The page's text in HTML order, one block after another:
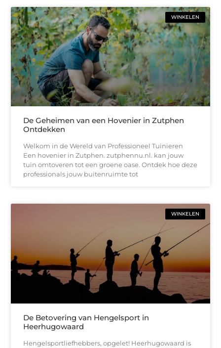
WINKELEN
De Geheimen van een Hovenier in Zutphen
Ontdekken
Welkom in de Wereld van Professioneel Tuinieren
Een hovenier in Zutphen. zutphennu.nl. kan jouw
tuin omtoveren tot een groene oase. Ontdek hoe deze
professionals jouw buitenruimte tot
WINKELEN
De Betovering van Hengelsport in
Heerhugowaard
Hengelsportliefhebbers, opgelet! Heerhugowaard is